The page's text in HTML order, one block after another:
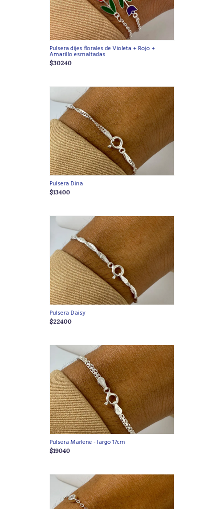
Pulsera dijes florales de Violeta + Rojo +
Amarillo esmaltadas
$30240
Pulsera Dina
$13400
Pulsera Daisy
$22400
Pulsera Marlene - largo 17cm
$19040